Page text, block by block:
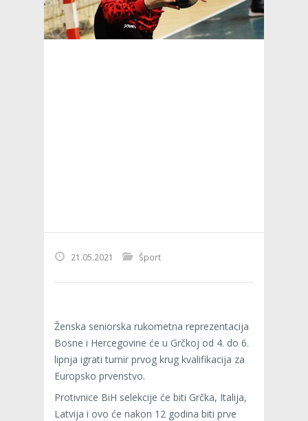
21.05.2021 Šport
Ženska seniorska rukometna reprezentacija
Bosne i Hercegovine će u Grčkoj od 4. do 6.
lipnja igrati turnir prvog krug kvalifikacija za
Europsko prvenstvo.
Protivnice BiH selekcije će biti Grčka, Italija,
Latvija i ovo će nakon 12 godina biti prve